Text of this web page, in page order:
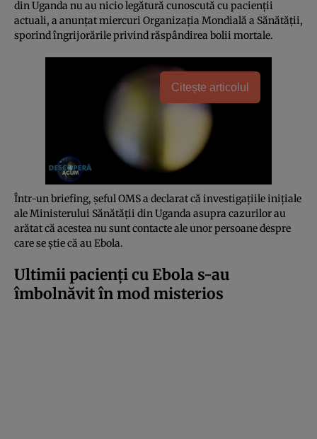
din Uganda nu au nicio legătură cunoscută cu pacienții
actuali, a anunțat miercuri Organizația Mondială a Sănătății,
sporind îngrijorările privind răspândirea bolii mortale.
Citește articolul
Într-un briefing, șeful OMS a declarat că investigațiile inițiale
ale Ministerului Sănătății din Uganda asupra cazurilor au
arătat că acestea nu sunt contacte ale unor persoane despre
care se știe că au Ebola.
Ultimii pacienți cu Ebola s-au
îmbolnăvit în mod misterios